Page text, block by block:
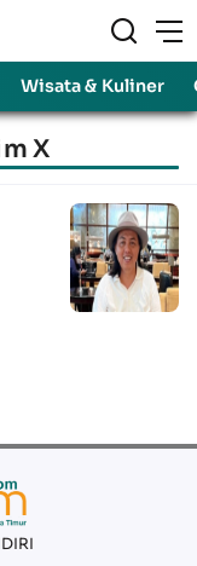
Wisata & Kuliner
X